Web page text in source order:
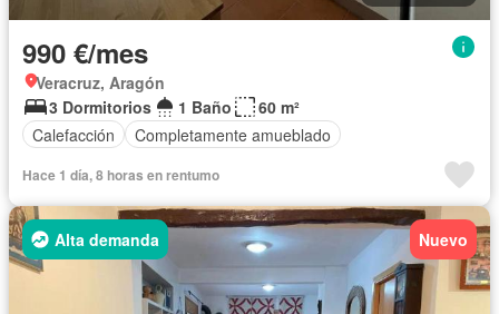
990 €/mes
Veracruz, Aragón
3 Dormitorios
1 Baño
60 m²
Calefacción
Completamente amueblado
Hace 1 día, 8 horas en rentumo
Alta demanda Nuevo